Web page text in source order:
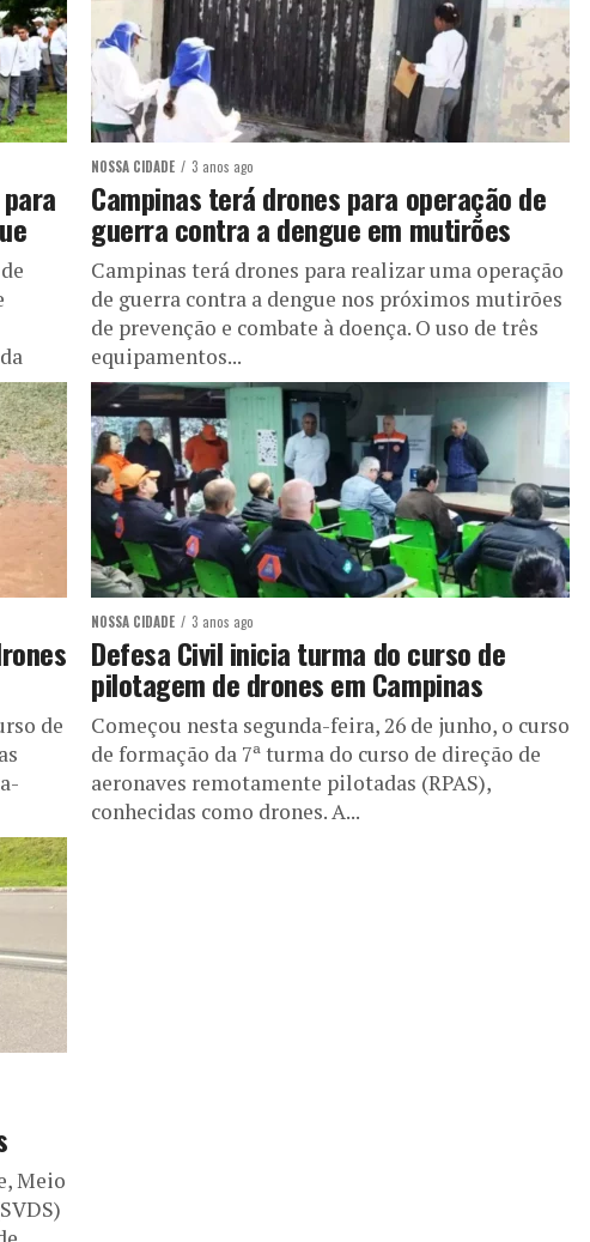
NOSSA CIDADE 3 anos ago
Campinas terá drones para operação de
guerra contra a dengue em mutirões
Campinas terá drones para realizar uma operação
de guerra contra a dengue nos próximos mutirões
de prevenção e combate à doença. O uso de três
equipamentos...
de
NOSSA CIDADE 3 anos ago
Defesa Civil inicia turma do curso de
pilotagem de drones em Campinas
Começou nesta segunda-feira, 26 de junho, o curso
de formação da 7ª turma do curso de direção de
aeronaves remotamente pilotadas (RPAS),
conhecidas como drones. A...
Meio